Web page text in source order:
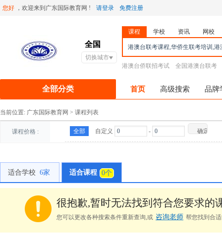
您好 ，欢迎来到广东国际教育网 ! 请登录 免费注册
全国
切换城市
课程 学校 资讯 网校
港澳台侨联招考试 全国港澳台联考
首页 高级搜索 品牌
全部分类
当前位置: 广东国际教育网 > 课程列表
课程价格 : 全部 自定义 -
适合学校 6家 适合课程 0个
很抱歉,暂时无法找到符合您要求的
您可以更改各种搜索条件重新查询,或 咨询老师 帮您找到合